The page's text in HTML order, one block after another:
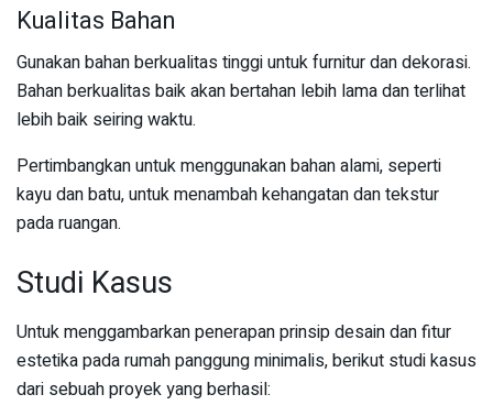
Kualitas Bahan
Gunakan bahan berkualitas tinggi untuk furnitur dan dekorasi.
Bahan berkualitas baik akan bertahan lebih lama dan terlihat
lebih baik seiring waktu.
Pertimbangkan untuk menggunakan bahan alami, seperti
kayu dan batu, untuk menambah kehangatan dan tekstur
pada ruangan.
Studi Kasus
Untuk menggambarkan penerapan prinsip desain dan fitur
estetika pada rumah panggung minimalis, berikut studi kasus
dari sebuah proyek yang berhasil: